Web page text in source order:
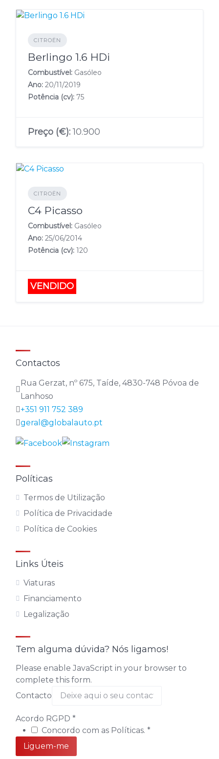
CITROËN
Berlingo 1.6 HDi
Combustível: Gasóleo
Ano: 20/11/2019
Potência (cv): 75
Preço (€):10.900
CITROËN
C4 Picasso
Combustível: Gasóleo
Ano: 25/06/2014
Potência (cv): 120
VENDIDO
Contactos
Rua Gerzat, nº 675, Taíde, 4830-748 Póvoa de
Lanhoso
+351 911 752 389
geral@globalauto.pt
Políticas
Termos de Utilização
Política de Privacidade
Política de Cookies
Links Úteis
Viaturas
Financiamento
Legalização
Tem alguma dúvida? Nós ligamos!
Please enable JavaScript in your browser to
complete this form.
RGPD
Contacto
Contacto
Acordo RGPD *
Concordo com as Políticas. *
Liguem-me